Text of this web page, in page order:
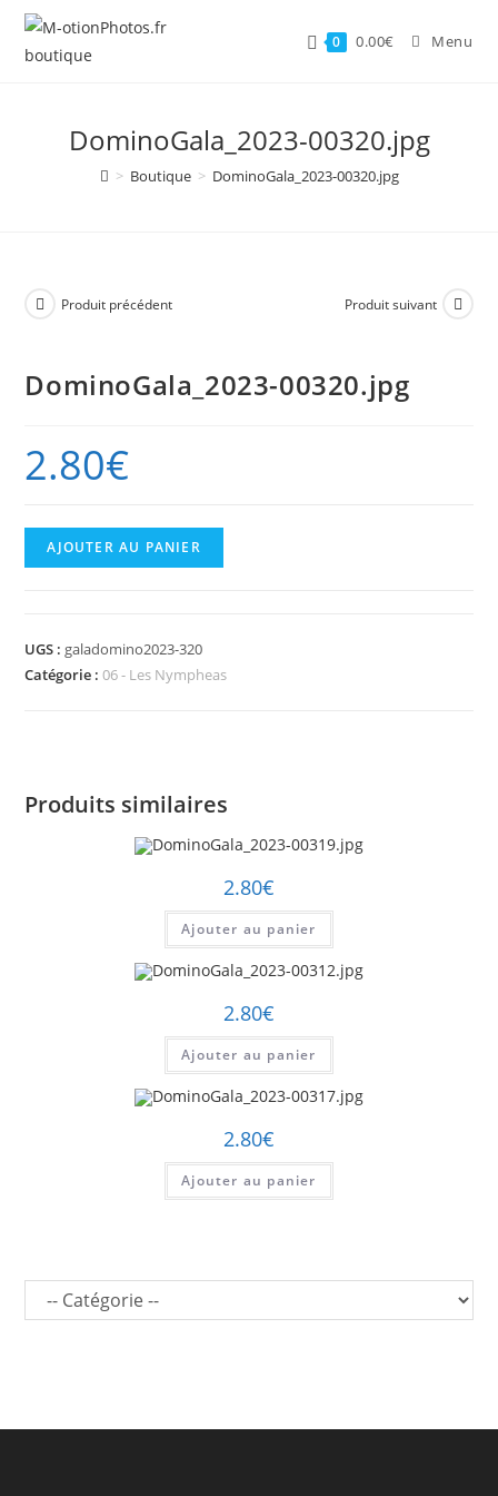
Skip
content
0 0.00€ Menu
DominoGala_2023-00320.jpg
> Boutique > DominoGala_2023-00320.jpg
Produit précédent Produit suivant
DominoGala_2023-00320.jpg
2.80€
quantité
de
AJOUTER AU PANIER
UGS : galadomino2023-320
Catégorie :06 - Les Nympheas
Produits similaires
2.80€
Ajouter au panier
2.80€
Ajouter au panier
2.80€
Ajouter au panier